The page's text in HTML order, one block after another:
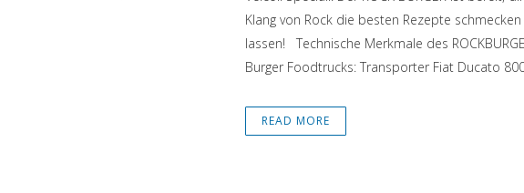
Klang von Rock die besten Rezepte schmecken
lassen! Technische Merkmale des
Burger Foodtrucks: Transporter Fiat Ducato
READ MORE